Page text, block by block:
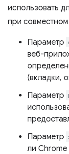
использовать
при
Параметр
веб-
(вкладки,
Параметр
Параметр
ли